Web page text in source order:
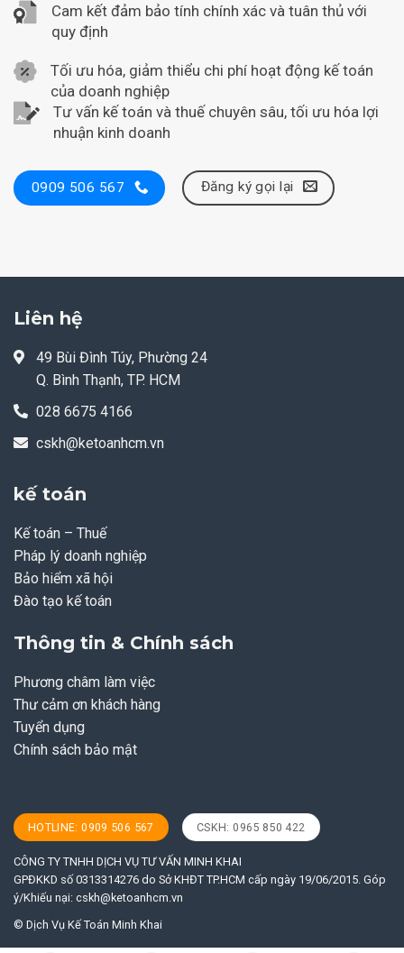
Cam kết đảm bảo tính chính xác và tuân thủ với
quy định
Tối ưu hóa, giảm thiểu chi phí hoạt động kế toán
của doanh nghiệp
Tư vấn kế toán và thuế chuyên sâu, tối ưu hóa lợi
nhuận kinh doanh
0909 506 567 Đăng ký gọi lại
Liên hệ
49 Bùi Đình Túy, Phường 24
Q. Bình Thạnh, TP. HCM
028 6675 4166
cskh@ketoanhcm.vn
kế toán
Kế toán – Thuế
Pháp lý doanh nghiệp
Bảo hiểm xã hội
Đào tạo kế toán
Thông tin & Chính sách
Phương châm làm việc
Thư cảm ơn khách hàng
Tuyển dụng
Chính sách bảo mật
HOTLINE: 0909 506 567 CSKH: 0965 850 422
CÔNG TY TNHH DỊCH VỤ TƯ VẤN MINH KHAI
GPĐKKD số 0313314276 do Sở KHĐT TP.HCM cấp ngày 19/06/2015. Góp
ý/Khiếu nại: cskh@ketoanhcm.vn
© Dịch Vụ Kế Toán Minh Khai